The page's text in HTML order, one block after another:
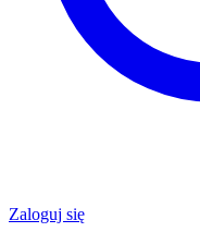
Zaloguj się